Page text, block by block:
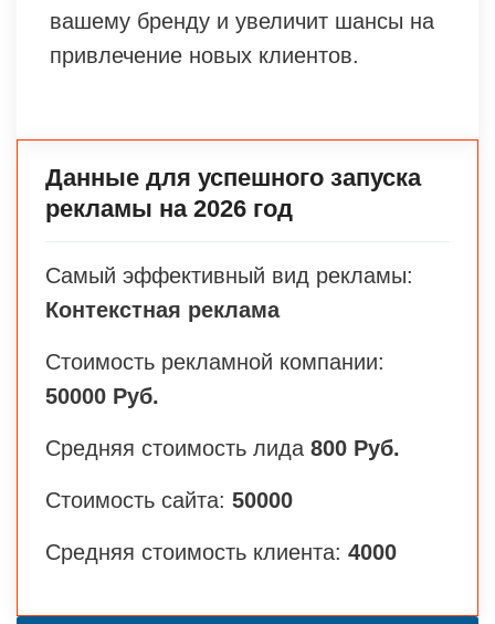
вашему бренду и увеличит шансы на
привлечение новых клиентов.
Данные для успешного запуска
рекламы на 2026 год
Самый эффективный вид рекламы:
Контекстная реклама
Стоимость рекламной компании:
50000 Руб.
Средняя стоимость лида 800 Руб.
Стоимость сайта: 50000
Средняя стоимость клиента: 4000